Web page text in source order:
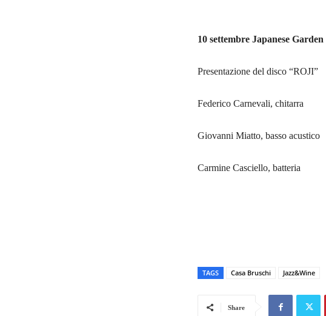
10 settembre Japanese Garden
Presentazione del disco “ROJI”
Federico Carnevali, chitarra
Giovanni Miatto, basso acustico
Carmine Casciello, batteria
TAGS Casa Bruschi Jazz&Wine
Share